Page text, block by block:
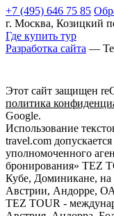
+7 (495) 646 75 85
г. Москва, Козицкий
Где купить тур
Разработка сайта —
Этот сайт защищен
политика
Google.
Использование
travel.com
уполномоченного
бронирования» TEZ
Кубе, Доминикане,
Австрии, Андорре,
TEZ TOUR -